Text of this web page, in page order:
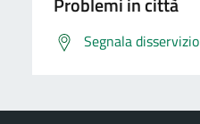
Segnala disservizio